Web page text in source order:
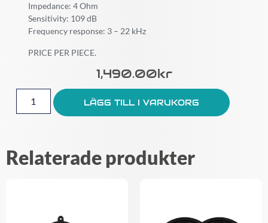
Impedance: 4 Ohm
Sensitivity: 109 dB
Frequency response: 3 – 22 kHz
PRICE PER PIECE.
1,490.00Kr
LÄGG TILL I VARUKORG
Relaterade produkter